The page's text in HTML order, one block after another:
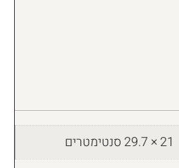
21 × 29.7 סנטימטרים